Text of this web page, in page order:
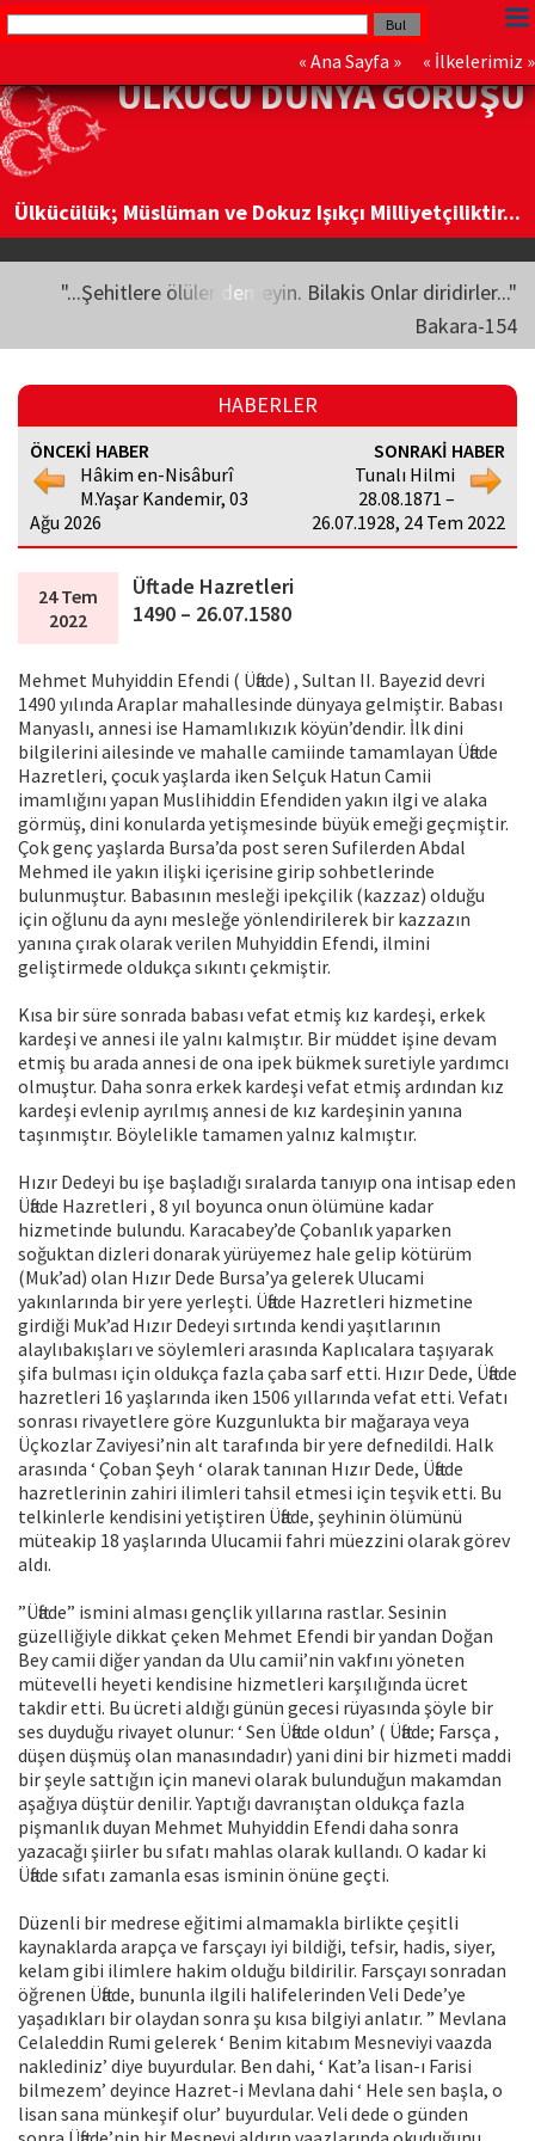
« Ana Sayfa » « İlkelerimiz »
ÜLKÜCÜ DÜNYA GÖRÜŞÜ
Ülkücülük; Müslüman ve Dokuz Işıkçı Milliyetçiliktir...
"...Şehitlere ölüler demeyin. Bilakis Onlar diridirler..."
Bakara-154
HABERLER
ÖNCEKİ HABER
Hâkim en-Nisâburî
M.Yaşar Kandemir, 03
Ağu 2026
SONRAKİ HABER
Tunalı Hilmi
28.08.1871 –
26.07.1928, 24 Tem 2022
24 Tem
2022
Üftade Hazretleri
1490 – 26.07.1580
Mehmet Muhyiddin Efendi ( Üftade) , Sultan II. Bayezid devri
1490 yılında Araplar mahallesinde dünyaya gelmiştir. Babası
Manyaslı, annesi ise Hamamlıkızık köyün’dendir. İlk dini
bilgilerini ailesinde ve mahalle camiinde tamamlayan Üftade
Hazretleri, çocuk yaşlarda iken Selçuk Hatun Camii
imamlığını yapan Muslihiddin Efendiden yakın ilgi ve alaka
görmüş, dini konularda yetişmesinde büyük emeği geçmiştir.
Çok genç yaşlarda Bursa’da post seren Sufilerden Abdal
Mehmed ile yakın ilişki içerisine girip sohbetlerinde
bulunmuştur. Babasının mesleği ipekçilik (kazzaz) olduğu
için oğlunu da aynı mesleğe yönlendirilerek bir kazzazın
yanına çırak olarak verilen Muhyiddin Efendi, ilmini
geliştirmede oldukça sıkıntı çekmiştir.
Kısa bir süre sonrada babası vefat etmiş kız kardeşi, erkek
kardeşi ve annesi ile yalnı kalmıştır. Bir müddet işine devam
etmiş bu arada annesi de ona ipek bükmek suretiyle yardımcı
olmuştur. Daha sonra erkek kardeşi vefat etmiş ardından kız
kardeşi evlenip ayrılmış annesi de kız kardeşinin yanına
taşınmıştır. Böylelikle tamamen yalnız kalmıştır.
Hızır Dedeyi bu işe başladığı sıralarda tanıyıp ona intisap eden
Üftade Hazretleri , 8 yıl boyunca onun ölümüne kadar
hizmetinde bulundu. Karacabey’de Çobanlık yaparken
soğuktan dizleri donarak yürüyemez hale gelip kötürüm
(Muk’ad) olan Hızır Dede Bursa’ya gelerek Ulucami
yakınlarında bir yere yerleşti. Üftade Hazretleri hizmetine
girdiği Muk’ad Hızır Dedeyi sırtında kendi yaşıtlarının
alaylıbakışları ve söylemleri arasında Kaplıcalara taşıyarak
şifa bulması için oldukça fazla çaba sarf etti. Hızır Dede, Üftade
hazretleri 16 yaşlarında iken 1506 yıllarında vefat etti. Vefatı
sonrası rivayetlere göre Kuzgunlukta bir mağaraya veya
Üçkozlar Zaviyesi’nin alt tarafında bir yere defnedildi. Halk
arasında ‘ Çoban Şeyh ‘ olarak tanınan Hızır Dede, Üftade
hazretlerinin zahiri ilimleri tahsil etmesi için teşvik etti. Bu
telkinlerle kendisini yetiştiren Üftade, şeyhinin ölümünü
müteakip 18 yaşlarında Ulucamii fahri müezzini olarak görev
aldı.
”Üftade” ismini alması gençlik yıllarına rastlar. Sesinin
güzelliğiyle dikkat çeken Mehmet Efendi bir yandan Doğan
Bey camii diğer yandan da Ulu camii’nin vakfını yöneten
mütevelli heyeti kendisine hizmetleri karşılığında ücret
takdir etti. Bu ücreti aldığı günün gecesi rüyasında şöyle bir
ses duyduğu rivayet olunur: ‘ Sen Üftade oldun’ ( Üftade; Farsça ,
düşen düşmüş olan manasındadır) yani dini bir hizmeti maddi
bir şeyle sattığın için manevi olarak bulunduğun makamdan
aşağıya düştür denilir. Yaptığı davranıştan oldukça fazla
pişmanlık duyan Mehmet Muhyiddin Efendi daha sonra
yazacağı şiirler bu sıfatı mahlas olarak kullandı. O kadar ki
Üftade sıfatı zamanla esas isminin önüne geçti.
Düzenli bir medrese eğitimi almamakla birlikte çeşitli
kaynaklarda arapça ve farsçayı iyi bildiği, tefsir, hadis, siyer,
kelam gibi ilimlere hakim olduğu bildirilir. Farsçayı sonradan
öğrenen Üftade, bununla ilgili halifelerinden Veli Dede’ye
yaşadıkları bir olaydan sonra şu kısa bilgiyi anlatır. ” Mevlana
Celaleddin Rumi gelerek ‘ Benim kitabım Mesneviyi vaazda
naklediniz’ diye buyurdular. Ben dahi, ‘ Kat’a lisan-ı Farisi
bilmezem’ deyince Hazret-i Mevlana dahi ‘ Hele sen başla, o
lisan sana münkeşif olur’ buyurdular. Veli dede o günden